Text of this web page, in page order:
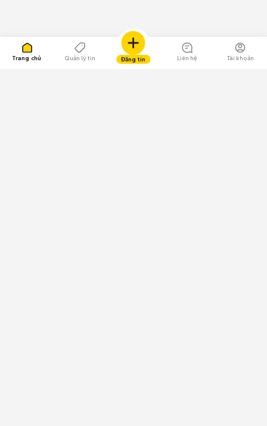
Trang chủ Quản lý tin Đăng tin Liên hệ Tài khoản